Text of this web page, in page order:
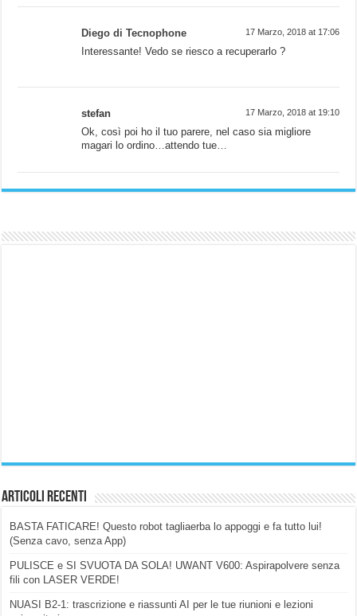
Diego di Tecnophone 17 Marzo, 2018 at 17:06
Interessante! Vedo se riesco a recuperarlo ?
stefan 17 Marzo, 2018 at 19:10
Ok, così poi ho il tuo parere, nel caso sia migliore
magari lo ordino…attendo tue…
Articoli Recenti
BASTA FATICARE! Questo robot tagliaerba lo appoggi e fa tutto lui!
(Senza cavo, senza App)
PULISCE e SI SVUOTA DA SOLA! UWANT V600: Aspirapolvere senza
fili con LASER VERDE!
NUASI B2-1: trascrizione e riassunti AI per le tue riunioni e lezioni